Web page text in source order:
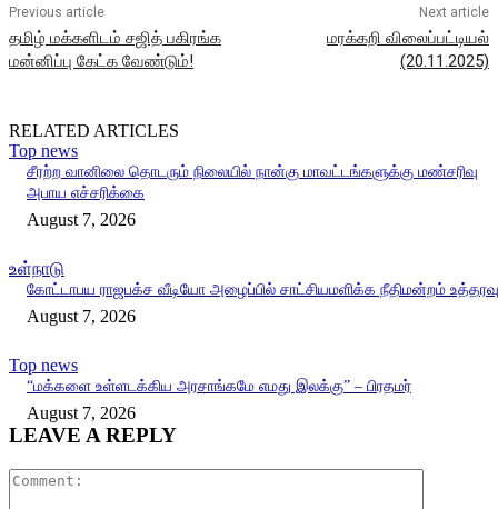
Previous article
தமிழ் மக்களிடம் சஜித் பகிரங்க
மன்னிப்பு கேட்க வேண்டும்!
Next article
மரக்கறி விலைப்பட்டியல்
(20.11.2025)
RELATED ARTICLES
Top news
சீரற்ற வானிலை தொடரும் நிலையில் நான்கு மாவட்டங்களுக்கு மண்சரிவு
அபாய எச்சரிக்கை
August 7, 2026
உள்நாடு
கோட்டாபய ராஜபக்ச வீடியோ அழைப்பில் சாட்சியமளிக்க நீதிமன்றம் உத்தரவு
August 7, 2026
Top news
“மக்களை உள்ளடக்கிய அரசாங்கமே எமது இலக்கு” – பிரதமர்
August 7, 2026
LEAVE A REPLY